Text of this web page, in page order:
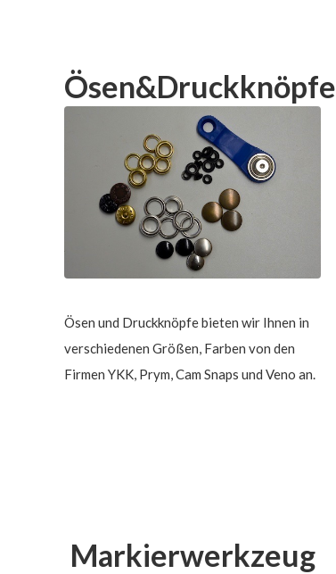
Ösen&Druckknöpfe
Ösen und Druckknöpfe bieten wir Ihnen in
verschiedenen Größen, Farben von den
Firmen YKK, Prym, Cam Snaps und Veno an.
Markierwerkzeug